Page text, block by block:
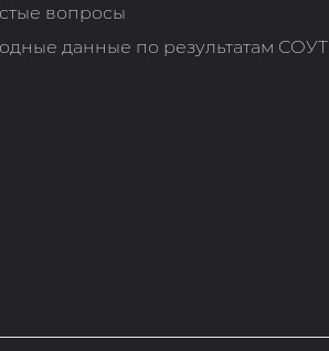
вопросы
данные по результатам СОУТ